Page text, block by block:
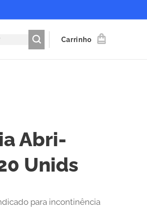
Carrinho
Abri-
Unids
para incontinência